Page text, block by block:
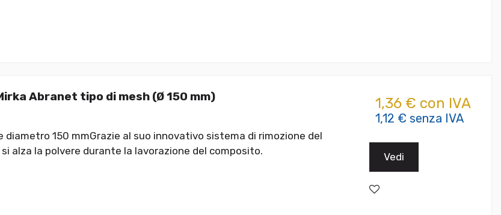
Abranet tipo di mesh (Ø 150 mm)
diametro 150 mmGrazie al suo innovativo sistema di rimozione del
alza la polvere durante la lavorazione del composito.
1,36 € con IVA
1,12 € senza IVA
Vedi